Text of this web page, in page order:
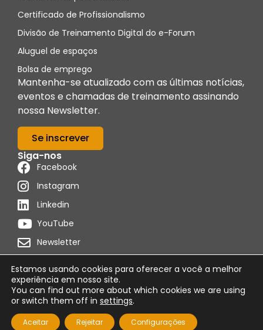
Certificado de Profissionalismo
Divisão de Treinamento Digital do e-Forum
Aluguel de espaços
Bolsa de emprego
Mantenha-se atualizado com as últimas notícias,
eventos e chamadas de treinamento assinando
nossa Newsletter.
Se inscrever
Siga-nos
Facebook
Instagram
Linkedin
YouTube
Newsletter
© 2026 Foro Técnico de Formación
Política de cookies Condições de usoAviso Legal
Distribuído porProgramon
Estamos usando cookies para oferecer a você a melhor
experiência em nosso site.
You can find out more about which cookies we are using
or switch them off in settings.
Aceitar Rejeitar Configurações